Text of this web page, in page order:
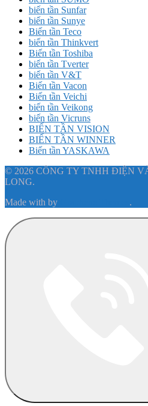
biến tần Sunfar
biến tần Sunye
Biến tần Teco
biến tần Thinkvert
Biến tần Toshiba
biến tần Tverter
biến tần V&T
Biến tần Vacon
Biến tần Veichi
biến tần Veikong
biến tần Vicruns
BIẾN TẦN VISION
BIẾN TẦN WINNER
Biến tần YASKAWA
© 2026 CÔNG TY TNHH ĐIỆN
LONG.
Made with by .